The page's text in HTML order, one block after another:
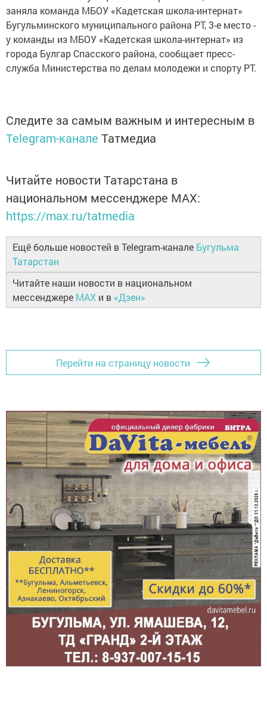
заняла команда МБОУ «Кадетская школа-интернат»
Бугульминского муниципального района РТ, 3-е место -
у команды из МБОУ «Кадетская школа-интернат» из
города Булгар Спасского района, сообщает пресс-
служба Министерства по делам молодежи и спорту РТ.
Следите за самым важным и интересным в
Telegram-канале Татмедиа
Читайте новости Татарстана в
национальном мессенджере MАХ:
https://max.ru/tatmedia
Ещё больше новостей в Telegram-канале Бугульма
Татарстан
Читайте наши новости в национальном
мессенджере MAX и в «Дзен»
Перейти на страницу новости